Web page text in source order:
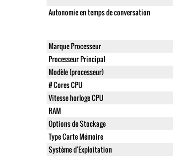
Autonomie en temps de conversation
Marque Processeur
Processeur Principal
Modèle (processeur)
# Cores CPU
Vitesse horloge CPU
RAM
Options de Stockage
Type Carte Mémoire
Système d'Exploitation